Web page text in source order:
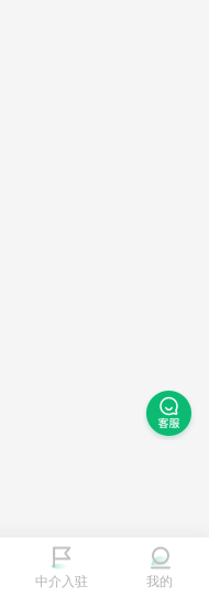
中介入驻 我的